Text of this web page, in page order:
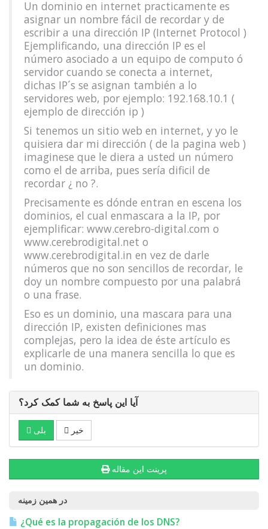
Un dominio en internet practicamente es
asignar un nombre fácil de recordar y de
escribir a una dirección IP (Internet Protocol )
Ejemplificando, una dirección IP es el
número asociado a un equipo de computo ó
servidor cuando se conecta a internet,
dichas IP´s se asignan también a lo
servidores web, por ejemplo: 192.168.10.1 (
ejemplo de dirección ip )
Si tenemos un sitio web en internet, y yo le
quisiera dar mi dirección ( de la pagina web )
imaginese que le diera a usted un número
como el de arriba, pues sería dificil de
recordar ¿ no ?.
Precisamente es dónde entran en escena los
dominios, el cual enmascara a la IP, por
ejemplificar: www.cerebro-digital.com o
www.cerebrodigital.net o
www.cerebrodigital.in en vez de darle
números que no son sencillos de recordar, le
doy un nombre compuesto por una palabrá
o una frase.
Eso es un dominio, una mascara para una
dirección IP, existen definiciones mas
complejas, pero la idea de éste artículo es
explicarle de una manera sencilla lo que es
un dominio.
آیا این پاسخ به شما کمک کرد؟
بلی خیر
پرینت این مقاله
در همین زمینه
¿Qué es la propagación de los DNS?